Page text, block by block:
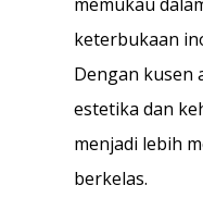
keterbukaan
Dengan kusen
estetika dan
menjadi lebih
berkelas.